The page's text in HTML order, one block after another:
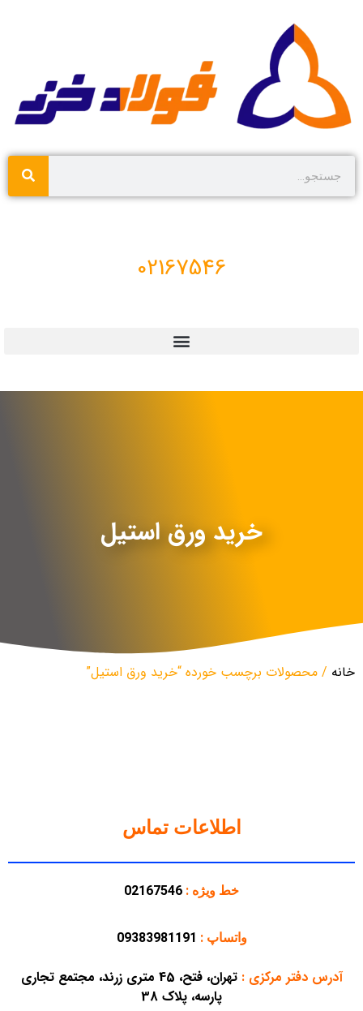
02167546
خرید ورق استیل
خانه / محصولات برچسب خورده “خرید ورق استیل”
اطلاعات تماس
خط ویژه : 02167546
واتساپ : 09383981191
آدرس دفتر مرکزی:
تهران، فتح، 45 متری زرند، مجتمع تجاری
پارسه، پلاک 38